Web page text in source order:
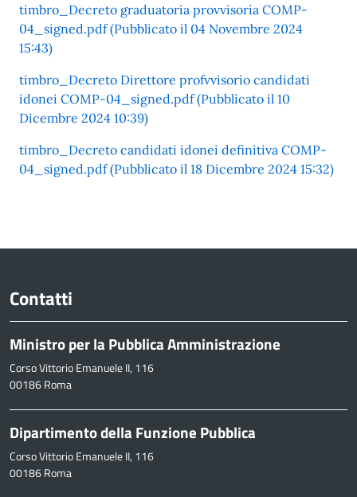
timbro_Decreto graduatoria provvisoria COMP-
04_signed.pdf (Pubblicato il 04 Novembre 2024
15:43)
timbro_Decreto Direttore profvvisorio candidati
idonei COMP-04_signed.pdf (Pubblicato il 10
Dicembre 2024 10:39)
timbro_Decreto candidati idonei definitiva COMP-
04_signed.pdf (Pubblicato il 18 Dicembre 2024 15:32)
Contatti
Ministro per la Pubblica Amministrazione
Corso Vittorio Emanuele II, 116
00186 Roma
Dipartimento della Funzione Pubblica
Corso Vittorio Emanuele II, 116
00186 Roma